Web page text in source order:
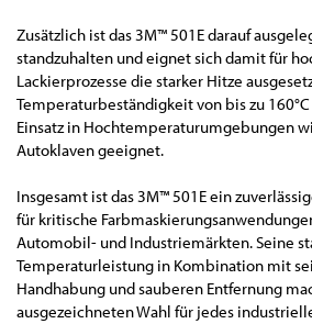
Zusätzlich ist das 3M™ 501E darauf
standzuhalten und eignet sich damit für
Lackierprozesse die starker Hitze
Temperaturbeständigkeit von bis zu
Einsatz in Hochtemperaturumgebungen
Autoklaven geeignet.
Insgesamt ist das 3M™ 501E ein
für kritische
Automobil- und Industriemärkten. Seine
Temperaturleistung in Kombination mit
Handhabung und sauberen Entfernung
ausgezeichneten Wahl für jedes